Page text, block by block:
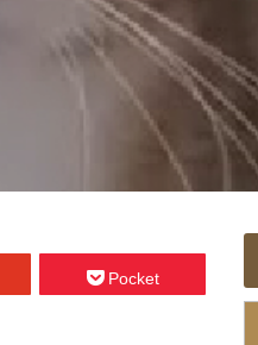
Pocket